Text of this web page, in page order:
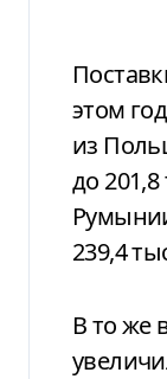
этом
из
до
239,4
В то же